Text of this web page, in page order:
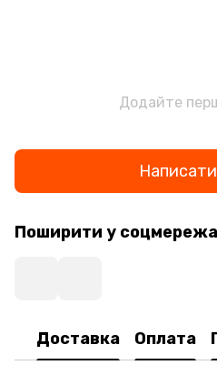
Додайте
Написати
Поширити у
Доставка Оплата